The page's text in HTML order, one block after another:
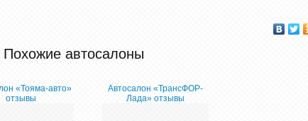
Похожие автосалоны
«Тояма-авто»
отзывы
Автосалон «ТрансФОР-
Лада» отзывы